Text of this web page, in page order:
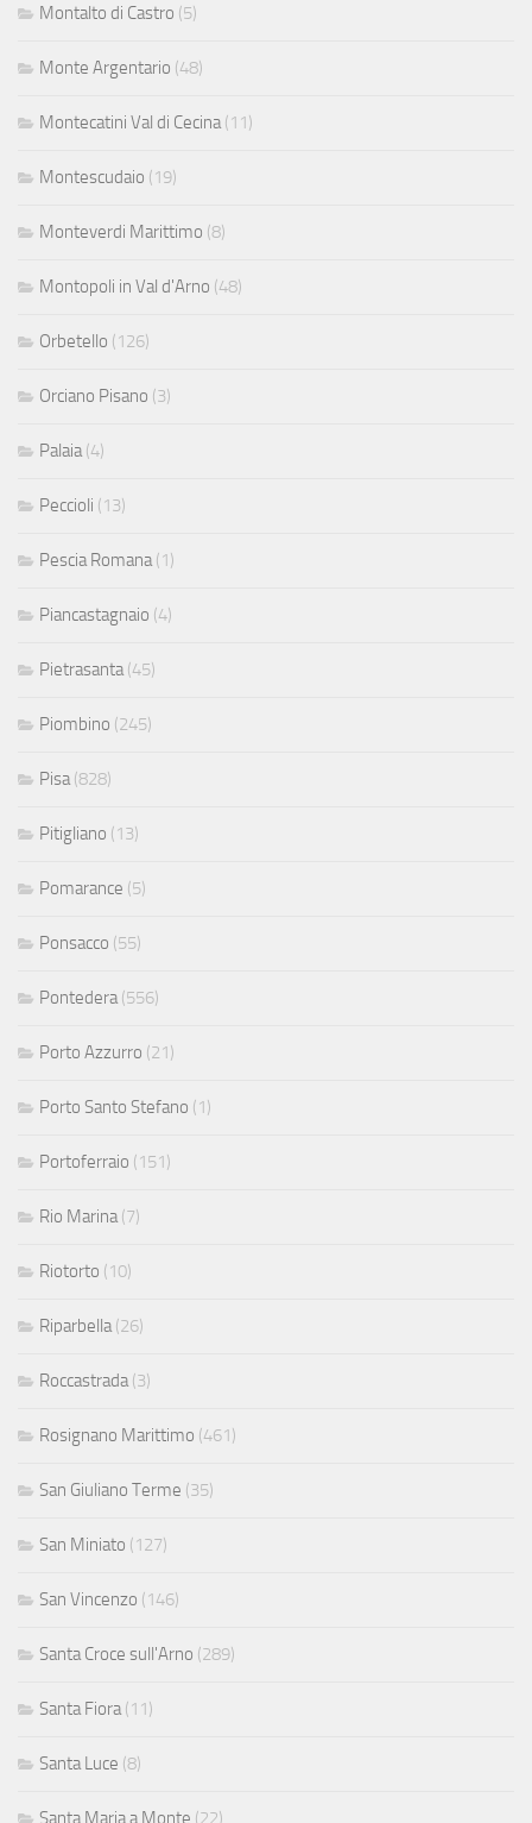
Montalto di Castro (5)
Monte Argentario (48)
Montecatini Val di Cecina (11)
Montescudaio (19)
Monteverdi Marittimo (8)
Montopoli in Val d'Arno (48)
Orbetello (126)
Orciano Pisano (3)
Palaia (4)
Peccioli (13)
Pescia Romana (1)
Piancastagnaio (4)
Pietrasanta (45)
Piombino (245)
Pisa (828)
Pitigliano (13)
Pomarance (5)
Ponsacco (55)
Pontedera (556)
Porto Azzurro (21)
Porto Santo Stefano (1)
Portoferraio (151)
Rio Marina (7)
Riotorto (10)
Riparbella (26)
Roccastrada (3)
Rosignano Marittimo (461)
San Giuliano Terme (35)
San Miniato (127)
San Vincenzo (146)
Santa Croce sull'Arno (289)
Santa Fiora (11)
Santa Luce (8)
Santa Maria a Monte (22)